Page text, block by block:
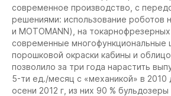
современное производство, с
решениями: использование роботов
и MOTOMANN), на
современные многофункциональные
порошковой окраски кабины и
позволило за три года нарастить
5-ти ед./месяц с «механикой» в 2010
осени 2012 г, из них 90 %